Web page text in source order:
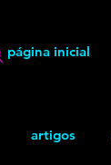
página inicial
artigos